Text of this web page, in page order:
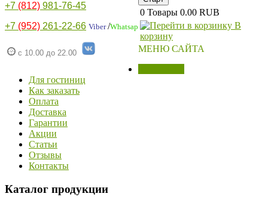
+7 (812) 981-76-45
+7 (952) 261-22-66 Viber/Whatsap
с 10.00 до 22.00
0 Товары 0.00 RUB
В
корзину
МЕНЮ САЙТА
Для гостиниц
Как заказать
Оплата
Доставка
Гарантии
Акции
Статьи
Отзывы
Контакты
Каталог продукции